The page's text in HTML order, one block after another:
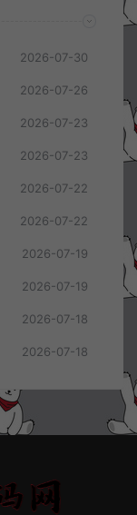
2026-07-30
2026-07-26
2026-07-23
2026-07-23
2026-07-22
2026-07-22
2026-07-19
2026-07-19
2026-07-18
2026-07-18